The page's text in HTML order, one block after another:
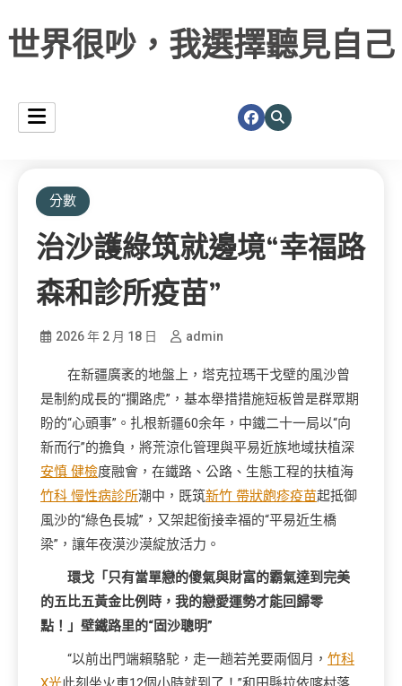
世界很吵，我選擇聽見自己
分數
治沙護綠筑就邊境“幸福路
森和診所疫苗”
2026 年 2 月 18 日 admin
在新疆廣袤的地盤上，塔克拉瑪干戈壁的風沙曾
是制約成長的“攔路虎”，基本舉措措施短板曾是群眾期
盼的“心頭事”。扎根新疆60余年，中鐵二十一局以“向
新而行”的擔負，將荒涼化管理與平易近族地域扶植深
安慎 健檢度融會，在鐵路、公路、生態工程的扶植海
竹科 慢性病診所潮中，既筑新竹 帶狀皰疹疫苗起抵御
風沙的“綠色長城”，又架起銜接幸福的“平易近生橋
梁”，讓年夜漠沙漠綻放活力。
環戈「只有當單戀的傻氣與財富的霸氣達到完美
的五比五黃金比例時，我的戀愛運勢才能回歸零
點！」壁鐵路里的“固沙聰明”
“以前出門端賴駱駝，走一趟若羌要兩個月， 竹科